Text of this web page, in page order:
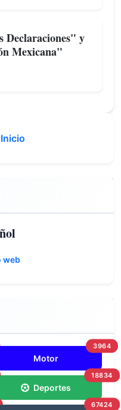
Declaraciones" y
Mexicana"
web
Motor
3964
Deportes
18834
67424